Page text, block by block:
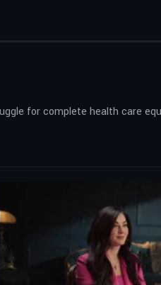
for complete health care